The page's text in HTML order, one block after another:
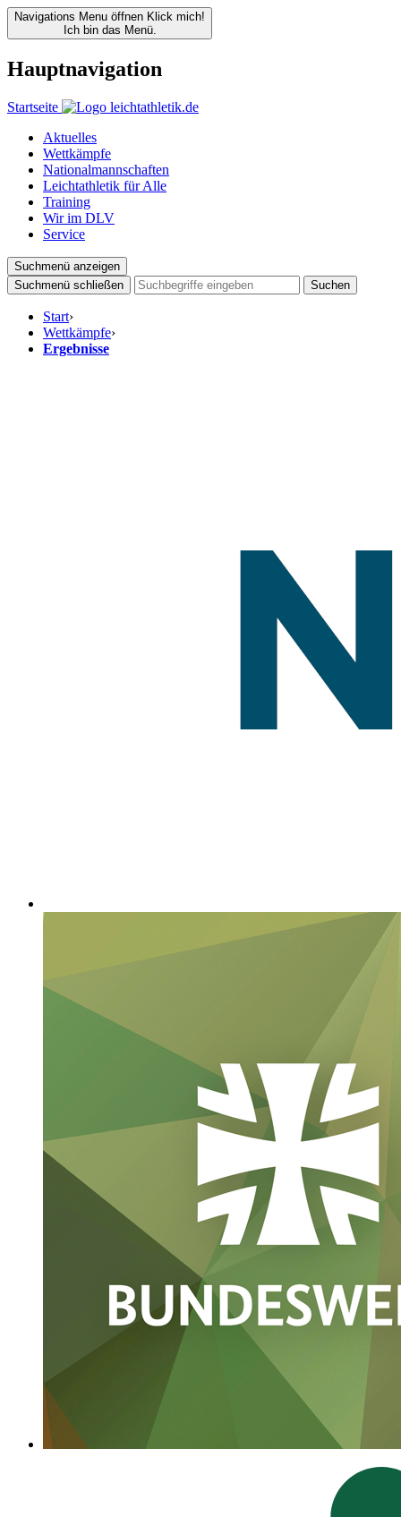
Navigations Menu öffnen Klick mich!
Ich bin das Menü.
Hauptnavigation
Startseite
Aktuelles
Wettkämpfe
Nationalmannschaften
Leichtathletik für Alle
Training
Wir im DLV
Service
Suchmenü anzeigen
Suchmenü schließen
Suchen
Start›
Wettkämpfe›
Ergebnisse